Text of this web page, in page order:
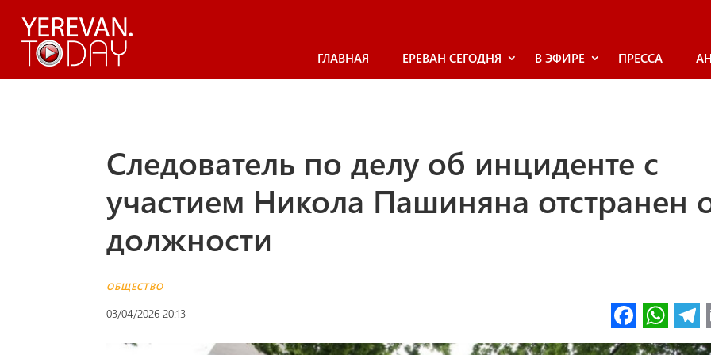
ГЛАВНАЯ ЕРЕВАН СЕГОДНЯ В ЭФИРЕ ПРЕССА
Следователь по делу об инциденте с
участием Никола Пашиняна отстранен
должности
ОБЩЕСТВО
03/04/2026 20:13 Fa
ce
W
h